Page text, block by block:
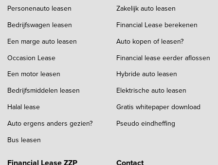
Personenauto leasen
Bedrijfswagen leasen
Een marge auto leasen
Occasion Lease
Een motor leasen
Bedrijfsmiddelen leasen
Halal lease
Auto ergens anders gezien?
Bus leasen
Zakelijk auto leasen
Financial Lease berekenen
Auto kopen of leasen?
Financial lease eerder aflossen
Hybride auto leasen
Elektrische auto leasen
Gratis whitepaper download
Pseudo eindheffing
Financial Lease ZZP Contact